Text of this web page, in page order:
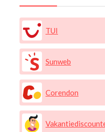
TUI
Sunweb
Corendon